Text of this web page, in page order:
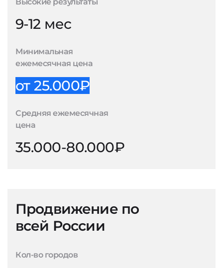
9-12 мес
Минимальная
ежемесячная цена
от 25.000₽
Средняя ежемесячная
цена
35.000-80.000₽
Продвижение по
всей России
Кол-во городов